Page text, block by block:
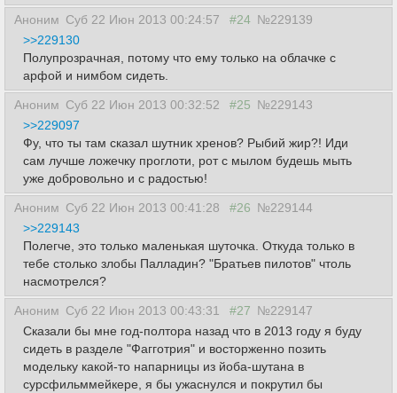
Аноним Суб 22 Июн 2013 00:24:57 #24 №229139
>>229130
Полупрозрачная, потому что ему только на облачке с
арфой и нимбом сидеть.
Аноним Суб 22 Июн 2013 00:32:52 #25 №229143
>>229097
Фу, что ты там сказал шутник хренов? Рыбий жир?! Иди
сам лучше ложечку проглоти, рот с мылом будешь мыть
уже добровольно и с радостью!
Аноним Суб 22 Июн 2013 00:41:28 #26 №229144
>>229143
Полегче, это только маленькая шуточка. Откуда только в
тебе столько злобы Палладин? "Братьев пилотов" чтоль
насмотрелся?
Аноним Суб 22 Июн 2013 00:43:31 #27 №229147
Сказали бы мне год-полтора назад что в 2013 году я буду
сидеть в разделе "Фагготрия" и восторженно позить
модельку какой-то напарницы из йоба-шутана в
сурсфильммейкере, я бы ужаснулся и покрутил бы